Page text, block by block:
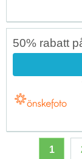
50% rabatt
1